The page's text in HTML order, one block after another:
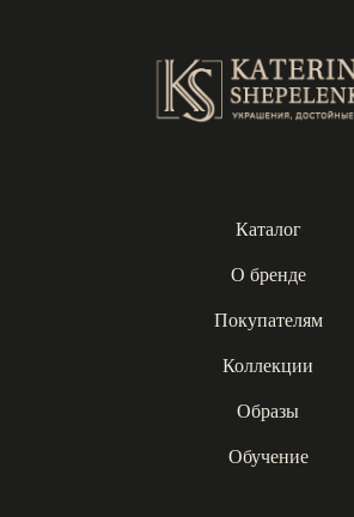
Каталог
О бренде
Покупателям
Коллекции
Образы
Обучение